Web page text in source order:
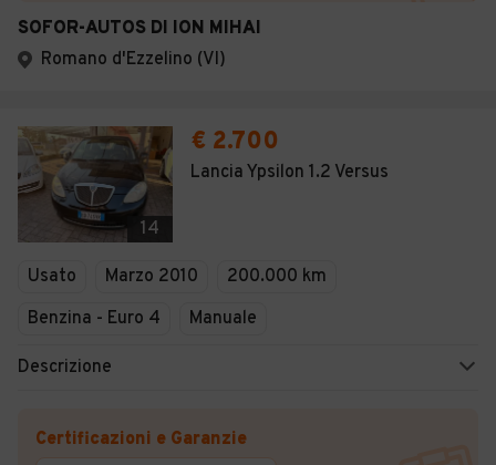
SOFOR-AUTOS DI ION MIHAI
Romano d'Ezzelino (VI)
14
€ 2.700
Lancia Ypsilon 1.2 Versus
Usato Marzo 2010
200.000 km
Benzina - Euro 4
Manuale
Descrizione
Certificazioni e Garanzie